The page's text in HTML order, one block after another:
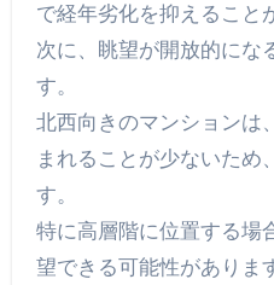
で経年劣化を抑えること
次に、眺望が開放的にな
す。
北西向きのマンションは
まれることが少ないため
す。
特に高層階に位置する場
望できる可能性がありま